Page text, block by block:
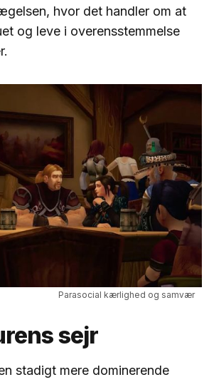
hvor det handler om at
og leve i overensstemmelse
Parasocial kærlighed og samvær
sejr
stadigt mere dominerende